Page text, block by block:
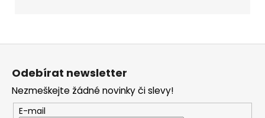
Z
Odebírat newsletter
Nezmeškejte žádné novinky či slevy!
E-mail